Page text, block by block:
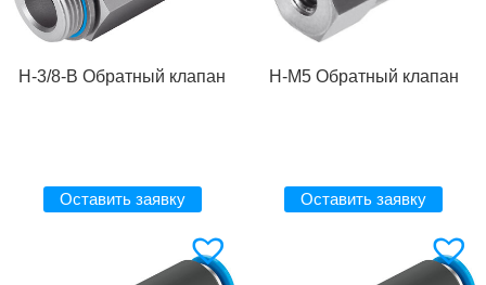
H-3/8-B Обратный клапан
Оставить заявку
H-M5 Обратный клапан
Оставить заявку